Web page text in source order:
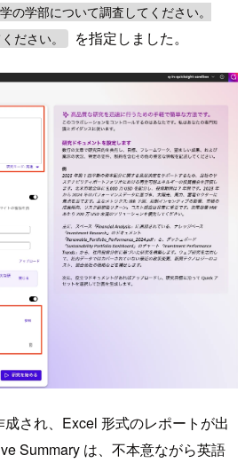
の学部について調査してください。
ださい。
を指定しました。
され、Excel 形式のレポートが出
Summary は、不本意ながら英語